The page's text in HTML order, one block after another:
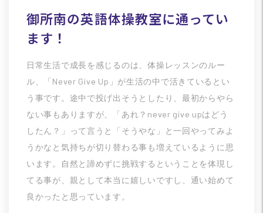
御所南の英語体操教室に通ってい
ます！
日常生活で成長を感じるのは、体操レッスンのルー
ル、「Never Give Up」が生活の中で活きているとい
う事です。途中で投げ出そうとしたり、最初からやら
ない事もありますが、「あれ？never give upはどう
したん？」って言うと「そうやな」と一回やってみよ
うかなと気持ちが切り替わる事も増えているように思
います。自然と諦めずに挑戦するということを体現し
てる事が、親として本当に嬉しいですし、通い始めて
良かったと思っています。